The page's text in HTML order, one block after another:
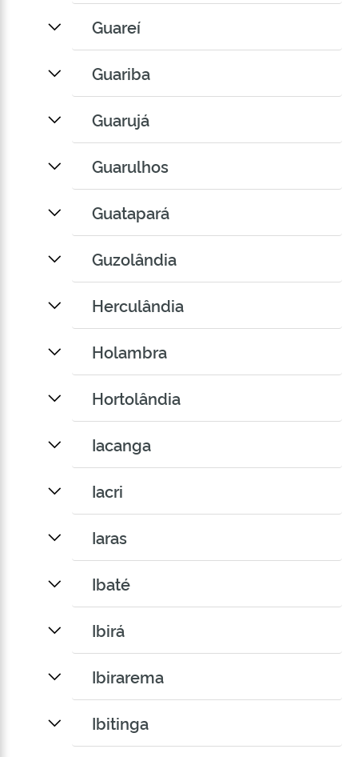
Guareí
Guariba
Guarujá
Guarulhos
Guatapará
Guzolândia
Herculândia
Holambra
Hortolândia
Iacanga
Iacri
Iaras
Ibaté
Ibirá
Ibirarema
Ibitinga